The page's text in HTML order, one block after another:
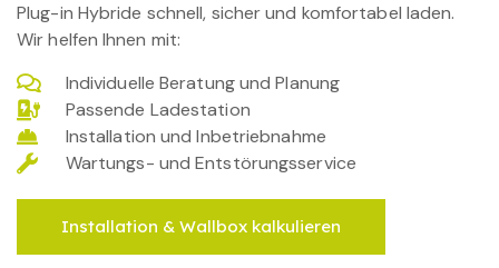
Plug-in Hybride schnell, sicher und komfortabel laden.
Wir helfen Ihnen mit:
Individuelle Beratung und Planung
Passende Ladestation
Installation und Inbetriebnahme
Wartungs- und Entstörungsservice
Installation & Wallbox kalkulieren